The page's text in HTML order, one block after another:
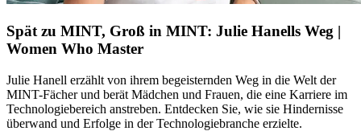
Spät zu MINT, Groß in MINT: Julie Hanells Weg |
Women Who Master
Julie Hanell erzählt von ihrem begeisternden Weg in die Welt der
MINT-Fächer und berät Mädchen und Frauen, die eine Karriere im
Technologiebereich anstreben. Entdecken Sie, wie sie Hindernisse
überwand und Erfolge in der Technologiebranche erzielte.